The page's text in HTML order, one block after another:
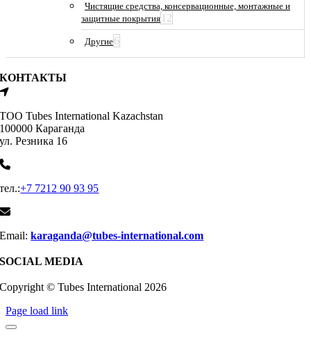
Чистящие средства, консервационные, монтажные и
защитные покрытия 12
Другие6
КОНТАКТЫ
ТОО Tubes International Kazachstan
100000 Караганда
ул. Резника 16
тел.:+7 7212 90 93 95
Email:karaganda@tubes-international.com
SOCIAL MEDIA
Copyright © Tubes International 2026
Page load link